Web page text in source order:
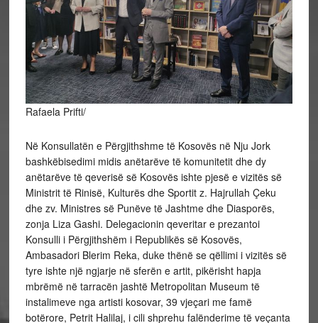
Rafaela Prifti/
Në Konsullatën e Përgjithshme të Kosovës në Nju Jork
bashkëbisedimi midis anëtarëve të komunitetit dhe dy
anëtarëve të qeverisë së Kosovës ishte pjesë e vizitës së
Ministrit të Rinisë, Kulturës dhe Sportit z. Hajrullah Çeku
dhe zv. Ministres së Punëve të Jashtme dhe Diasporës,
zonja Liza Gashi. Delegacionin qeveritar e prezantoi
Konsulli i Përgjithshëm i Republikës së Kosovës,
Ambasadori Blerim Reka, duke thënë se qëllimi i vizitës së
tyre ishte një ngjarje në sferën e artit, pikërisht hapja
mbrëmë në tarracën jashtë Metropolitan Museum të
instalimeve nga artisti kosovar, 39 vjeçari me famë
botërore, Petrit Halilaj, i cili shprehu falënderime të veçanta